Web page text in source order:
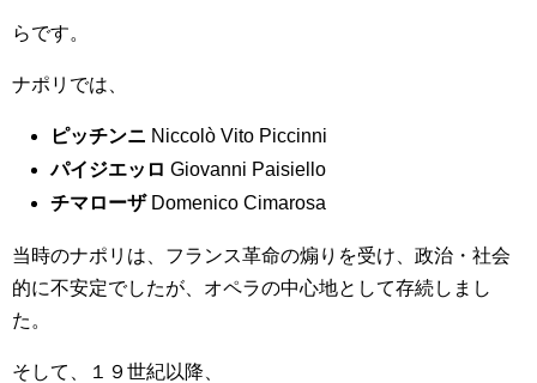
らです。
ナポリでは、
ピッチンニ Niccolò Vito Piccinni
パイジエッロ Giovanni Paisiello
チマローザDomenico Cimarosa
当時のナポリは、フランス革命の煽りを受け、政治・社会
的に不安定でしたが、オペラの中心地として存続しまし
た。
そして、１９世紀以降、